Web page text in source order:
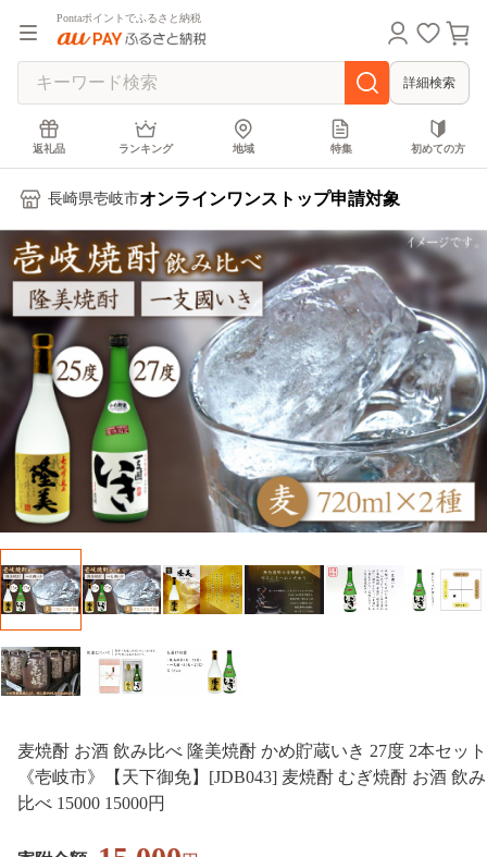
Pontaポイントでふるさと納税
詳細検索
返礼品 ランキング 地域 特集 初めての方
長崎県壱岐市オンラインワンストップ申請対象
麦焼酎 お酒 飲み比べ 隆美焼酎 かめ貯蔵いき 27度 2本セット
《壱岐市》【天下御免】[JDB043] 麦焼酎 むぎ焼酎 お酒 飲み
比べ 15000 15000円